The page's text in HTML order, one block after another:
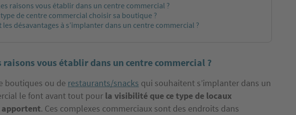
raisons vous établir dans un centre commercial ?
de centre commercial choisir sa boutique ?
les désavantages à s’implanter dans un centre commercial ?
raisons vous établir dans un centre commercial ?
boutiques ou de restaurants/snacks qui souhaitent s’implanter dans un
le font avant tout pour la visibilité que ce type de locaux
apportent. Ces complexes commerciaux sont des endroits dans